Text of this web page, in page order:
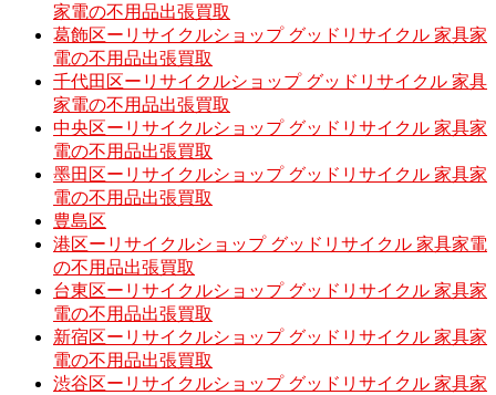
家電の不用品出張買取
葛飾区ーリサイクルショップ グッドリサイクル 家具家
電の不用品出張買取
千代田区ーリサイクルショップ グッドリサイクル 家具
家電の不用品出張買取
中央区ーリサイクルショップ グッドリサイクル 家具家
電の不用品出張買取
墨田区ーリサイクルショップ グッドリサイクル 家具家
電の不用品出張買取
豊島区
港区ーリサイクルショップ グッドリサイクル 家具家電
の不用品出張買取
台東区ーリサイクルショップ グッドリサイクル 家具家
電の不用品出張買取
新宿区ーリサイクルショップ グッドリサイクル 家具家
電の不用品出張買取
渋谷区ーリサイクルショップ グッドリサイクル 家具家